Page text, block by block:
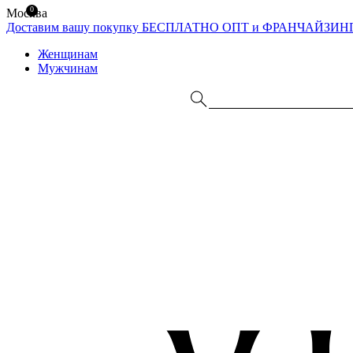
Москва
Доставим вашу покупку БЕСПЛАТНО ОПТ и
Женщинам
Мужчинам
0